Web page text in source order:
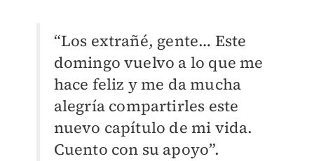
“Los extrañé, gente… Este
domingo vuelvo a lo que me
hace feliz y me da mucha
alegría compartirles este
nuevo capítulo de mi vida.
Cuento con su apoyo”.